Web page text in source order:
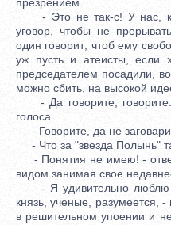
- Это не так-с! У нас,
уговор, чтобы не
один говорит; чтоб ему
уж пусть и атеисты, если
председателем посадили,
можно сбить, на высокой
- Да говорите, говорите:
голоса.
- Говорите, да не
- Что за "звезда Полынь"
- Понятия не имею! -
видом занимая свое
- Я удивительно люблю
князь, ученые, разумеется,
в решительном упоении и